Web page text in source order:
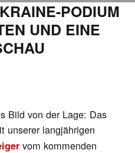
PODIUM
UND EINE
Bild von der Lage: Das
unserer langjährigen
vom kommenden